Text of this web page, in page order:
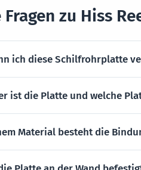
Fragen zu Hiss
ich diese Schilfrohrplatte
ist die Platte und welche
Material besteht die